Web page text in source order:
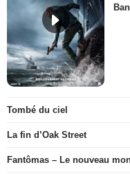
Tombé du ciel
La fin d’Oak Street
Fantômas – Le nouveau